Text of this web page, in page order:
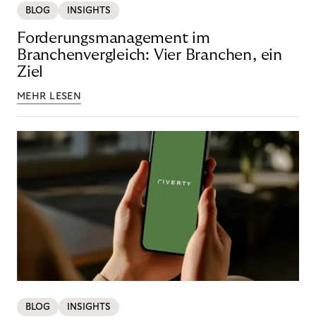
BLOG INSIGHTS
Forderungsmanagement im
Branchenvergleich: Vier Branchen, ein
Ziel
MEHR LESEN
BLOG INSIGHTS